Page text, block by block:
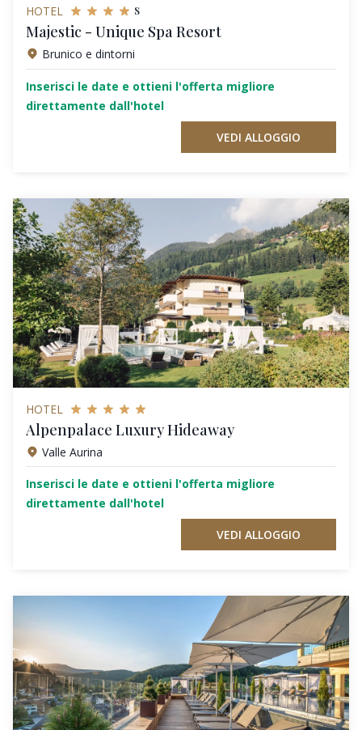
HOTEL s
Majestic - Unique Spa Resort
Brunico e dintorni
Inserisci le date e ottieni l'offerta migliore
direttamente dall'hotel
VEDI ALLOGGIO
HOTEL
Alpenpalace Luxury Hideaway
Valle Aurina
Inserisci le date e ottieni l'offerta migliore
direttamente dall'hotel
VEDI ALLOGGIO